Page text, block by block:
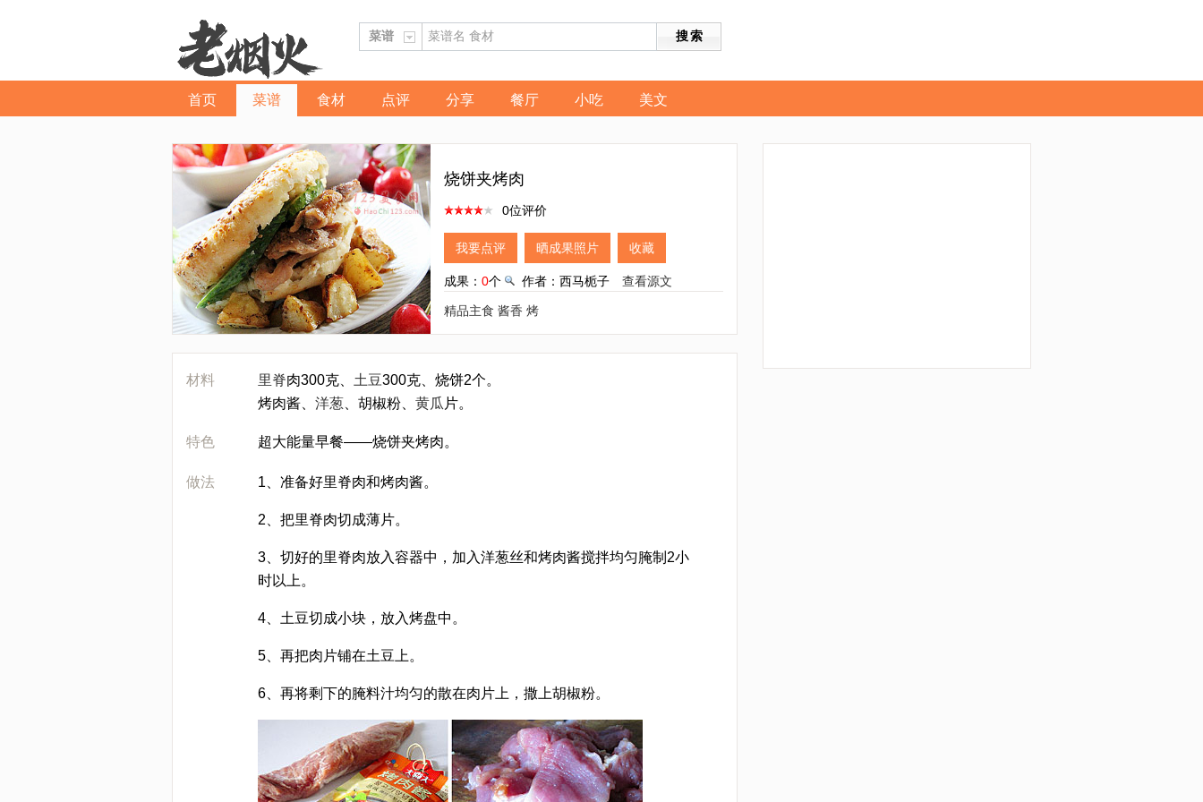
首页 菜谱 食材 点评 分享 餐厅 小吃 美文
烧饼夹烤肉
0位评价
我要点评 晒成果照片 收藏
成果： 0个 作者：西马栀子 查看源文
精品主食 酱香 烤
材料 里脊肉300克、 土豆300克、烧饼2个。
烤肉酱、 洋葱 、胡椒粉、 黄瓜 片。
特色 超大能量早餐——烧饼夹烤肉。
做法 1、准备好里脊肉和烤肉酱。
2、把里脊肉切成薄片。
3、切好的里脊肉放入容器中，加入洋葱丝和烤肉酱搅拌均匀腌制2小
时以上。
4、土豆切成小块，放入烤盘中。
5、再把肉片铺在土豆上。
6、再将剩下的腌料汁均匀的散在肉片上，撒上胡椒粉。